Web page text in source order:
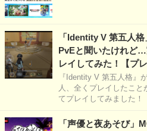
「Identity V 第五人
PvEと聞いたけれど
レイしてみた！【プレ
『Identity V 第五人格』
人、全くプレイしたこ
てプレイしてみました！
「声優と夜あそび」